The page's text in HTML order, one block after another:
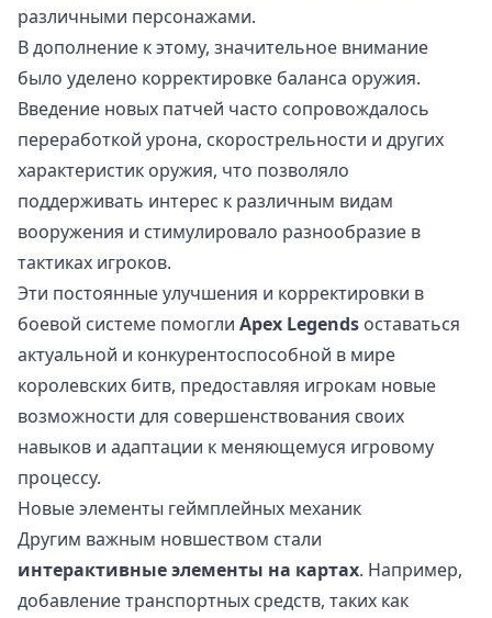
различными персонажами.
В дополнение к этому, значительное внимание
было уделено корректировке баланса оружия.
Введение новых патчей часто сопровождалось
переработкой урона, скорострельности и других
характеристик оружия, что позволяло
поддерживать интерес к различным видам
вооружения и стимулировало разнообразие в
тактиках игроков.
Эти постоянные улучшения и корректировки в
боевой системе помогли Apex Legends оставаться
актуальной и конкурентоспособной в мире
королевских битв, предоставляя игрокам новые
возможности для совершенствования своих
навыков и адаптации к меняющемуся игровому
процессу.
Новые элементы геймплейных механик
Другим важным новшеством стали
интерактивные элементы на картах. Например,
добавление транспортных средств, таких как